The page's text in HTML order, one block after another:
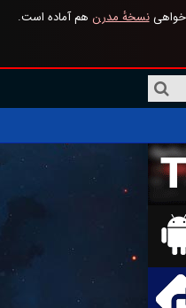
نسخهٔ مدرن هم آماده است.